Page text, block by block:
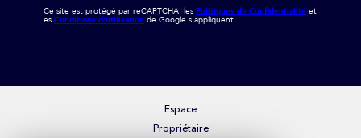
Ce site est protégé par reCAPTCHA, les Politiques de Confidentialité et
es Conditions d'utilisation de Google s'appliquent.
Espace
Propriétaire